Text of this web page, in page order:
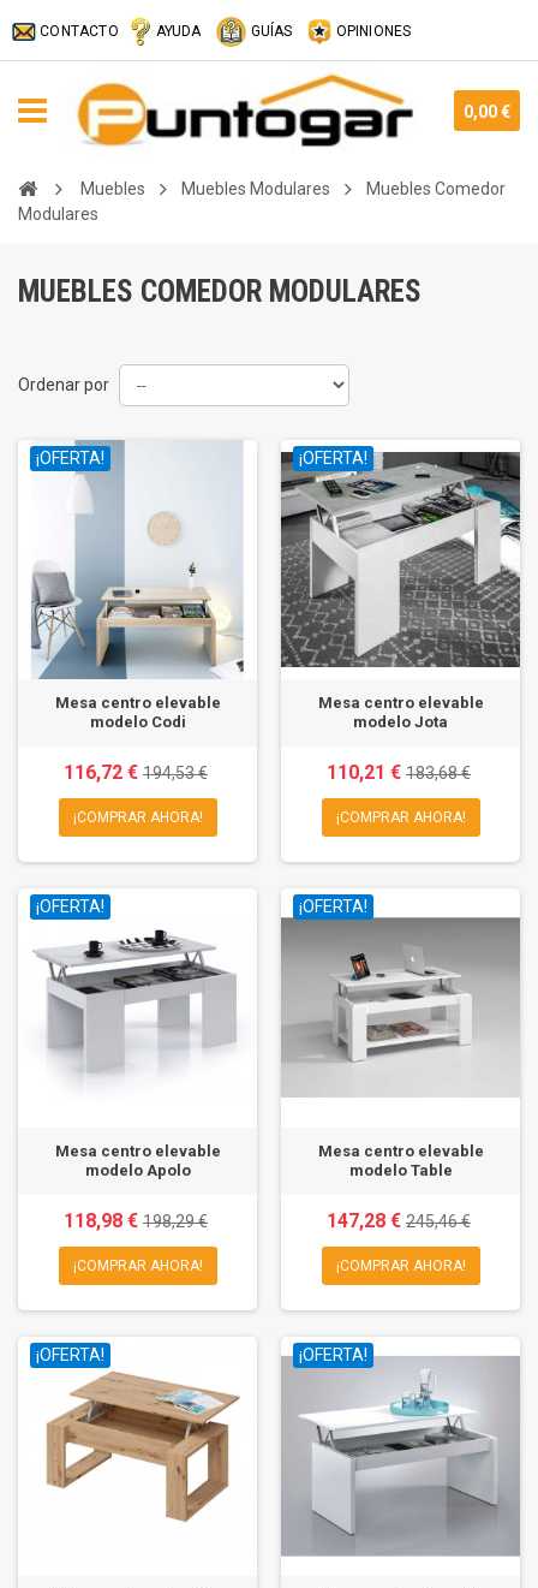
CONTACTO AYUDA GUÍAS OPINIONES
0,00 €
Muebles Muebles Modulares
Muebles Comedor
Modulares
MUEBLES COMEDOR MODULARES
Ordenar por
¡OFERTA!
Mesa centro elevable
modelo Codi
116,72 € 194,53 €
¡COMPRAR AHORA!
¡OFERTA!
Mesa centro elevable
modelo Jota
110,21 € 183,68 €
¡COMPRAR AHORA!
¡OFERTA!
Mesa centro elevable
modelo Apolo
118,98 € 198,29 €
¡COMPRAR AHORA!
¡OFERTA!
Mesa centro elevable
modelo Table
147,28 € 245,46 €
¡COMPRAR AHORA!
¡OFERTA! ¡OFERTA!